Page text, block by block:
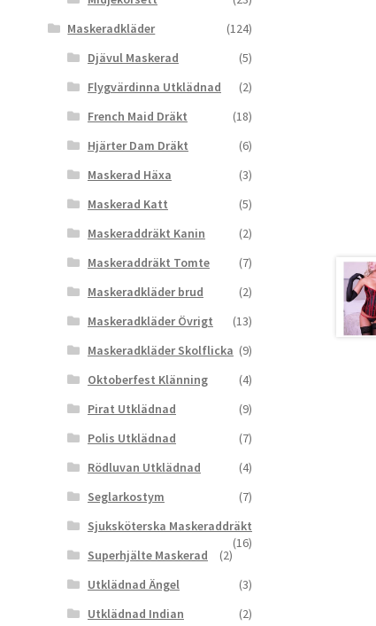
Maskeradkläder
(124)
Djävul Maskerad
(5)
Flygvärdinna Utklädnad
(2)
French Maid Dräkt
(18)
Hjärter Dam Dräkt
(6)
Maskerad Häxa
(3)
Maskerad Katt
(5)
Maskeraddräkt Kanin
(2)
Maskeraddräkt Tomte
(7)
Maskeradkläder brud
(2)
Maskeradkläder Övrigt
(13)
Maskeradkläder Skolflicka (9)
Oktoberfest Klänning
(4)
Pirat Utklädnad
(9)
Polis Utklädnad
(7)
Rödluvan Utklädnad
(4)
Seglarkostym
(7)
Sjuksköterska Maskeraddräkt
(16)
Superhjälte Maskerad
(2)
Utklädnad Ängel
(3)
Utklädnad Indian
(2)